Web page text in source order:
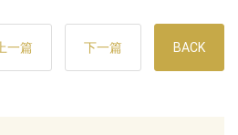
上一篇 下一篇 BACK